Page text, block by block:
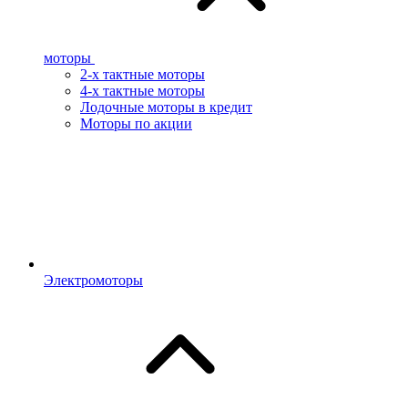
моторы
2-х тактные моторы
4-х тактные моторы
Лодочные моторы в кредит
Моторы по акции
Электромоторы